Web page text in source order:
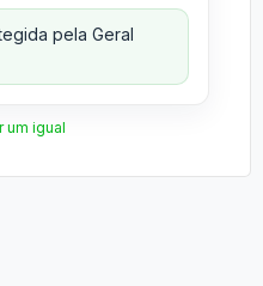
pela Geral
um igual